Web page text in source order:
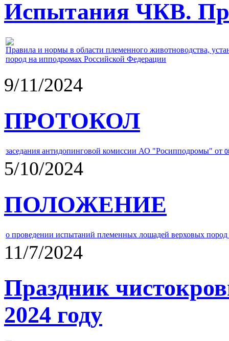
Испытания ЧКВ.
Правила и нормы в области племенного животноводства,
пород на ипподромах Российской Федерации
9/11/2024
ПРОТОКОЛ
заседания антидопинговой комиссии АО "Росипподромы" от
5/10/2024
ПОЛОЖЕНИЕ
о проведении испытаний племенных лошадей верховых
11/7/2024
Праздник
2024 году